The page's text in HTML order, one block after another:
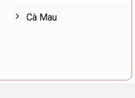
Cà Mau